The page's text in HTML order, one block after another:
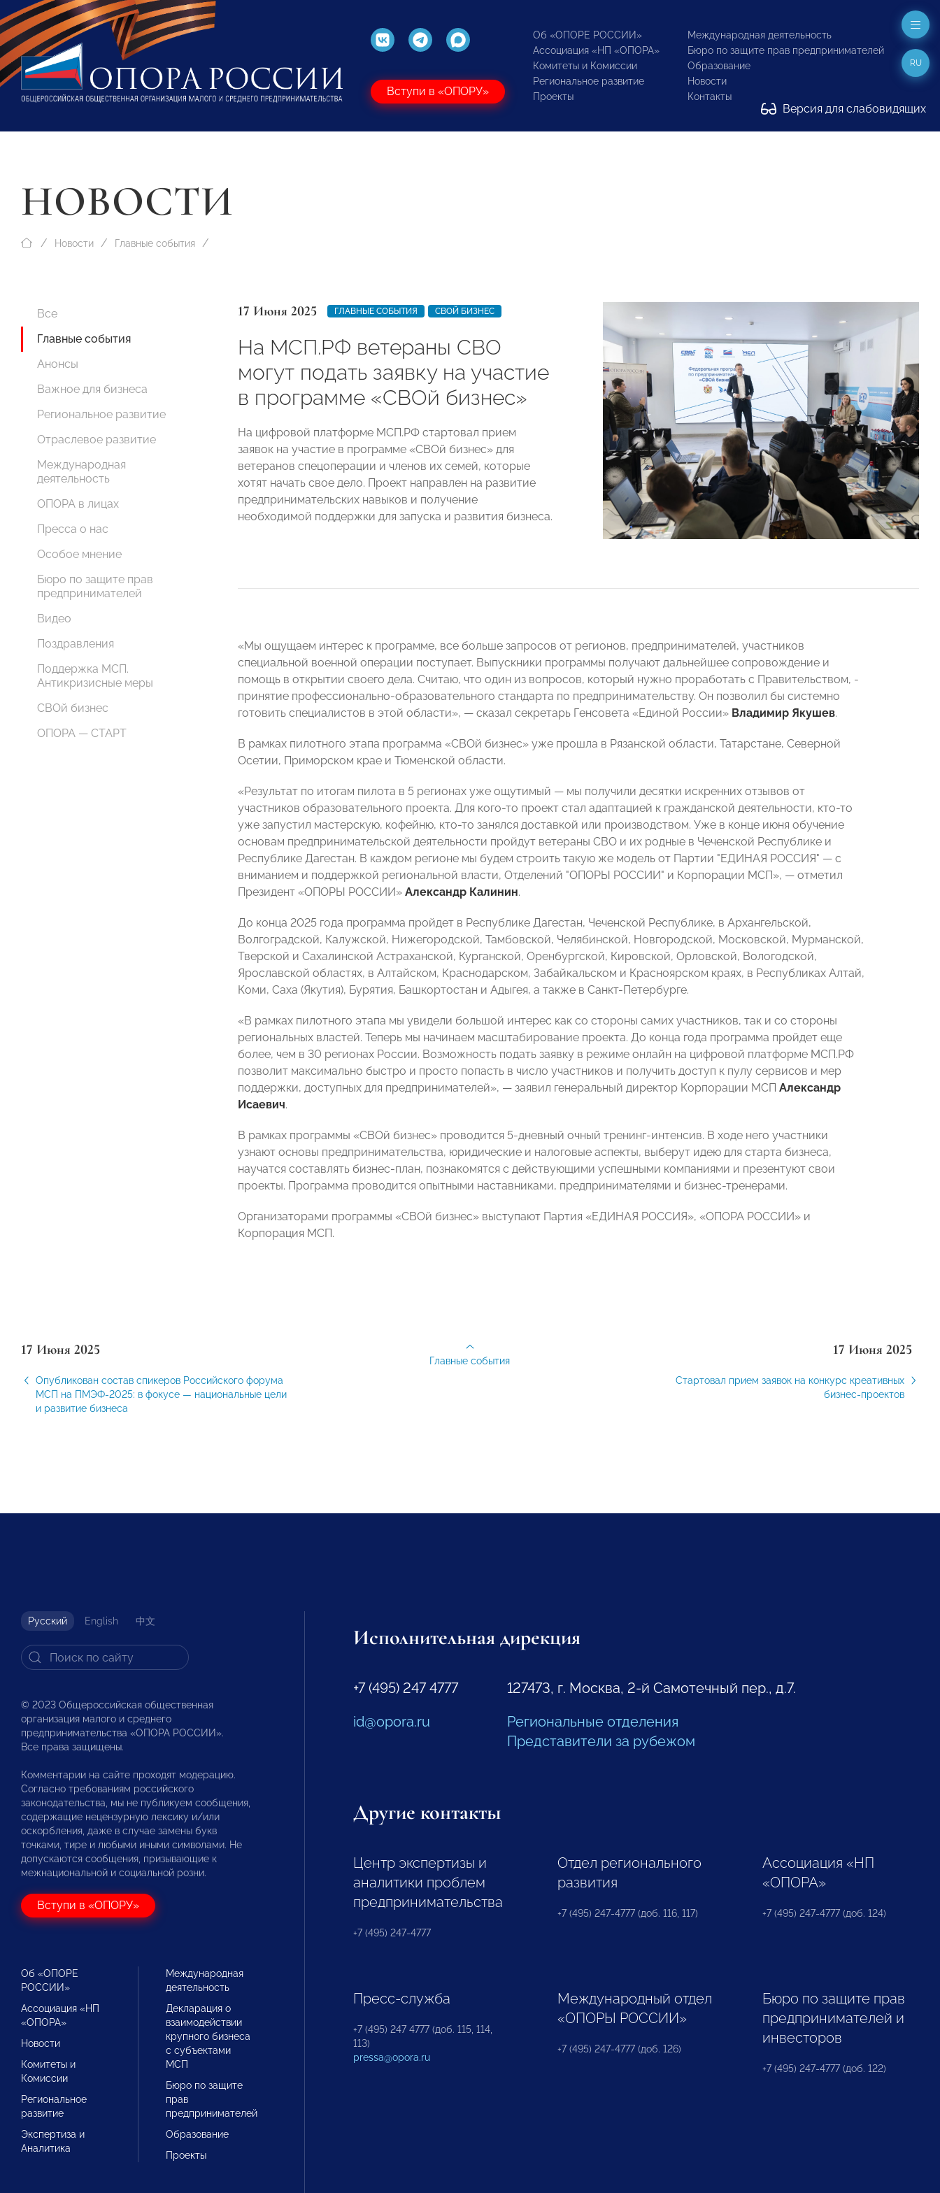
Вступи в «ОПОРУ»
Об «ОПОРЕ РОССИИ»
Ассоциация «НП «ОПОРА»
Комитеты и Комиссии
Региональное развитие
Проекты
Международная деятельность
Бюро по защите прав предпринимателей
Образование
Новости
Контакты
Версия для слабовидящих
RU
НОВОСТИ
Новости Главные события
Все
Главные события
Анонсы
Важное для бизнеса
Региональное развитие
Отраслевое развитие
Международная
деятельность
ОПОРА в лицах
Пресса о нас
Особое мнение
Бюро по защите прав
предпринимателей
Видео
Поздравления
Поддержка МСП.
Антикризисные меры
СВОй бизнес
ОПОРА — СТАРТ
17 Июня 2025 ГЛАВНЫЕ СОБЫТИЯ СВОЙ БИЗНЕС
На МСП.РФ ветераны СВО
могут подать заявку на участие
в программе «СВОй бизнес»
На цифровой платформе МСП.РФ стартовал прием
заявок на участие в программе «СВОй бизнес» для
ветеранов спецоперации и членов их семей, которые
хотят начать свое дело. Проект направлен на развитие
предпринимательских навыков и получение
необходимой поддержки для запуска и развития бизнеса.
«Мы ощущаем интерес к программе, все больше запросов от регионов, предпринимателей, участников
специальной военной операции поступает. Выпускники программы получают дальнейшее сопровождение и
помощь в открытии своего дела. Считаю, что один из вопросов, который нужно проработать с Правительством, -
принятие профессионально-образовательного стандарта по предпринимательству. Он позволил бы системно
готовить специалистов в этой области», — сказал секретарь Генсовета «Единой России» Владимир Якушев.
В рамках пилотного этапа программа «СВОй бизнес» уже прошла в Рязанской области, Татарстане, Северной
Осетии, Приморском крае и Тюменской области.
«Результат по итогам пилота в 5 регионах уже ощутимый — мы получили десятки искренних отзывов от
участников образовательного проекта. Для кого-то проект стал адаптацией к гражданской деятельности, кто-то
уже запустил мастерскую, кофейню, кто-то занялся доставкой или производством. Уже в конце июня обучение
основам предпринимательской деятельности пройдут ветераны СВО и их родные в Чеченской Республике и
Республике Дагестан. В каждом регионе мы будем строить такую же модель от Партии "ЕДИНАЯ РОССИЯ" — с
вниманием и поддержкой региональной власти, Отделений "ОПОРЫ РОССИИ" и Корпорации МСП», — отметил
Президент «ОПОРЫ РОССИИ» Александр Калинин.
До конца 2025 года программа пройдет в Республике Дагестан, Чеченской Республике, в Архангельской,
Волгоградской, Калужской, Нижегородской, Тамбовской, Челябинской, Новгородской, Московской, Мурманской,
Тверской и Сахалинской Астраханской, Курганской, Оренбургской, Кировской, Орловской, Вологодской,
Ярославской областях, в Алтайском, Краснодарском, Забайкальском и Красноярском краях, в Республиках Алтай,
Коми, Саха (Якутия), Бурятия, Башкортостан и Адыгея, а также в Санкт-Петербурге.
«В рамках пилотного этапа мы увидели большой интерес как со стороны самих участников, так и со стороны
региональных властей. Теперь мы начинаем масштабирование проекта. До конца года программа пройдет еще
более, чем в 30 регионах России. Возможность подать заявку в режиме онлайн на цифровой платформе МСП.РФ
позволит максимально быстро и просто попасть в число участников и получить доступ к пулу сервисов и мер
поддержки, доступных для предпринимателей», — заявил генеральный директор Корпорации МСП Александр
Исаевич.
В рамках программы «СВОй бизнес» проводится 5-дневный очный тренинг-интенсив. В ходе него участники
узнают основы предпринимательства, юридические и налоговые аспекты, выберут идею для старта бизнеса,
научатся составлять бизнес-план, познакомятся с действующими успешными компаниями и презентуют свои
проекты. Программа проводится опытными наставниками, предпринимателями и бизнес-тренерами.
Организаторами программы «СВОй бизнес» выступают Партия «ЕДИНАЯ РОССИЯ», «ОПОРА РОССИИ» и
Корпорация МСП.
17 Июня 2025
Опубликован состав спикеров Российского форума
МСП на ПМЭФ-2025: в фокусе — национальные цели
и развитие бизнеса
17 Июня 2025
Стартовал прием заявок на конкурс креативных
бизнес-проектов
Главные события
Русский English 中文
© 2023 Общероссийская общественная
организация малого и среднего
предпринимательства «ОПОРА РОССИИ».
Все права защищены.
Комментарии на сайте проходят модерацию.
Согласно требованиям российского
законодательства, мы не публикуем сообщения,
содержащие нецензурную лексику и/или
оскорбления, даже в случае замены букв
точками, тире и любыми иными символами. Не
допускаются сообщения, призывающие к
межнациональной и социальной розни.
Вступи в «ОПОРУ»
Об «ОПОРЕ
РОССИИ»
Ассоциация «НП
«ОПОРА»
Новости
Комитеты и
Комиссии
Региональное
развитие
Экспертиза и
Аналитика
Международная
деятельность
Декларация о
взаимодействии
крупного бизнеса
с субъектами
МСП
Бюро по защите
прав
предпринимателей
Образование
Проекты
Исполнительная дирекция
+7 (495) 247 4777
id@opora.ru
127473, г. Москва, 2-й Самотечный пер., д.7.
Региональные отделения
Представители за рубежом
Другие контакты
Центр экспертизы и
аналитики проблем
предпринимательства
+7 (495) 247-4777
Отдел регионального
развития
+7 (495) 247-4777 (доб. 116, 117)
Ассоциация «НП
«ОПОРА»
+7 (495) 247-4777 (доб. 124)
Пресс-служба
+7 (495) 247 4777 (доб. 115, 114,
113)
pressa@opora.ru
Международный отдел
«ОПОРЫ РОССИИ»
+7 (495) 247-4777 (доб. 126)
Бюро по защите прав
предпринимателей и
инвесторов
+7 (495) 247-4777 (доб. 122)